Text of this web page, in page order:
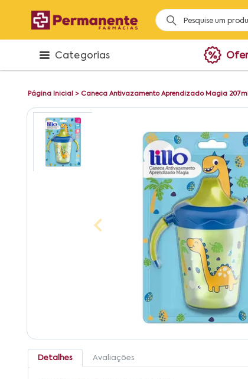
Categorias
Página Inicial > Caneca Antivazamento Aprendizado Magia
Detalhes Avaliações